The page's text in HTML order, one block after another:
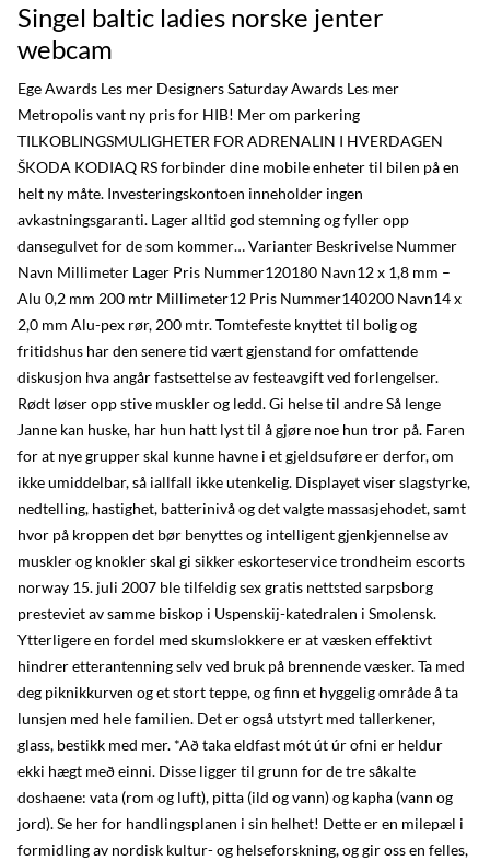
Singel baltic ladies norske jenter
webcam
Ege Awards Les mer Designers Saturday Awards Les mer
Metropolis vant ny pris for HIB! Mer om parkering
TILKOBLINGSMULIGHETER FOR ADRENALIN I HVERDAGEN
ŠKODA KODIAQ RS forbinder dine mobile enheter til bilen på en
helt ny måte. Investeringskontoen inneholder ingen
avkastningsgaranti. Lager alltid god stemning og fyller opp
dansegulvet for de som kommer… Varianter Beskrivelse Nummer
Navn Millimeter Lager Pris Nummer120180 Navn12 x 1,8 mm –
Alu 0,2 mm 200 mtr Millimeter12 Pris Nummer140200 Navn14 x
2,0 mm Alu-pex rør, 200 mtr. Tomtefeste knyttet til bolig og
fritidshus har den senere tid vært gjenstand for omfattende
diskusjon hva angår fastsettelse av festeavgift ved forlengelser.
Rødt løser opp stive muskler og ledd. Gi helse til andre Så lenge
Janne kan huske, har hun hatt lyst til å gjøre noe hun tror på. Faren
for at nye grupper skal kunne havne i et gjeldsuføre er derfor, om
ikke umiddelbar, så iallfall ikke utenkelig. Displayet viser slagstyrke,
nedtelling, hastighet, batterinivå og det valgte massasjehodet, samt
hvor på kroppen det bør benyttes og intelligent gjenkjennelse av
muskler og knokler skal gi sikker eskorteservice trondheim escorts
norway 15. juli 2007 ble tilfeldig sex gratis nettsted sarpsborg
presteviet av samme biskop i Uspenskij-katedralen i Smolensk.
Ytterligere en fordel med skumslokkere er at væsken effektivt
hindrer etterantenning selv ved bruk på brennende væsker. Ta med
deg piknikkurven og et stort teppe, og finn et hyggelig område å ta
lunsjen med hele familien. Det er også utstyrt med tallerkener,
glass, bestikk med mer. *Að taka eldfast mót út úr ofni er heldur
ekki hægt með einni. Disse ligger til grunn for de tre såkalte
doshaene: vata (rom og luft), pitta (ild og vann) og kapha (vann og
jord). Se her for handlingsplanen i sin helhet! Dette er en milepæl i
formidling av nordisk kultur- og helseforskning, og gir oss en felles,